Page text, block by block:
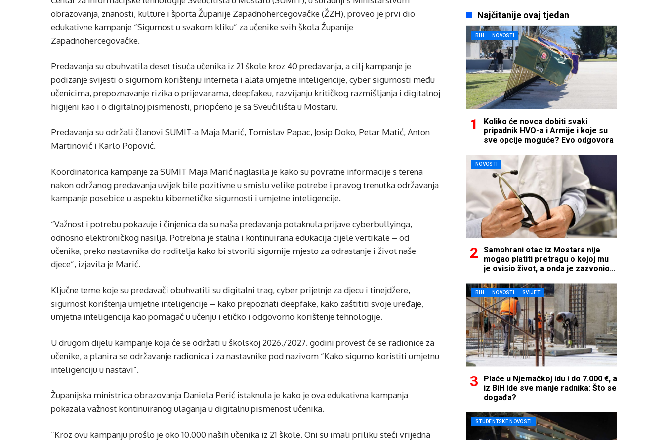
obrazovanja, znanosti, kulture i športa Županije Zapadnohercegovačke (ŽZH), proveo je prvi dio
edukativne kampanje “Sigurnost u svakom kliku” za učenike svih škola Županije
Zapadnohercegovačke.
Predavanja su obuhvatila deset tisuća učenika iz 21 škole kroz 40 predavanja, a cilj kampanje je
podizanje svijesti o sigurnom korištenju interneta i alata umjetne inteligencije, cyber sigurnosti među
učenicima, prepoznavanje rizika o prijevarama, deepfakeu, razvijanju kritičkog razmišljanja i digitalnoj
higijeni kao i o digitalnoj pismenosti, priopćeno je sa Sveučilišta u Mostaru.
Predavanja su održali članovi SUMIT-a Maja Marić, Tomislav Papac, Josip Doko, Petar Matić, Anton
Martinović i Karlo Popović.
Koordinatorica kampanje za SUMIT Maja Marić naglasila je kako su povratne informacije s terena
nakon održanog predavanja uvijek bile pozitivne u smislu velike potrebe i pravog trenutka održavanja
kampanje posebice u aspektu kibernetičke sigurnosti i umjetne inteligencije.
“Važnost i potrebu pokazuje i činjenica da su naša predavanja potaknula prijave cyberbullyinga,
odnosno elektroničkog nasilja. Potrebna je stalna i kontinuirana edukacija cijele vertikale – od
učenika, preko nastavnika do roditelja kako bi stvorili sigurnije mjesto za odrastanje i život naše
djece”, izjavila je Marić.
Ključne teme koje su predavači obuhvatili su digitalni trag, cyber prijetnje za djecu i tinejdžere,
sigurnost korištenja umjetne inteligencije – kako prepoznati deepfake, kako zaštititi svoje uređaje,
umjetna inteligencija kao pomagač u učenju i etičko i odgovorno korištenje tehnologije.
U drugom dijelu kampanje koja će se održati u školskoj 2026./2027. godini provest će se radionice za
učenike, a planira se održavanje radionica i za nastavnike pod nazivom “Kako sigurno koristiti umjetnu
inteligenciju u nastavi”.
Županijska ministrica obrazovanja Daniela Perić istaknula je kako je ova edukativna kampanja
pokazala važnost kontinuiranog ulaganja u digitalnu pismenost učenika.
“Kroz ovu kampanju prošlo je oko 10.000 naših učenika iz 21 škole. Oni su imali priliku steći vrijedna
Najčitanije ovaj tjedan
BIH NOVOSTI
Koliko će novca dobiti svaki
pripadnik HVO-a i Armije i koje su
sve opcije moguće? Evo odgovora
NOVOSTI
Samohrani otac iz Mostara nije
mogao platiti pretragu o kojoj mu
je ovisio život, a onda je zazvonio
BIH NOVOSTI SVIJET
Plaće u Njemačkoj idu i do 7.000 €, a
iz BiH ide sve manje radnika: Što se
događa?
STUDENTSKE NOVOSTI